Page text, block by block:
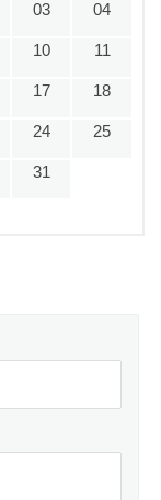
03 04
10 11
17 18
24 25
31